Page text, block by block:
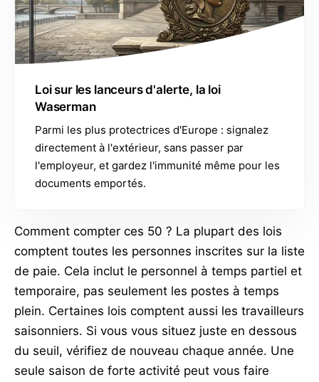
Loi sur les lanceurs d'alerte, la loi
Waserman
Parmi les plus protectrices d'Europe : signalez
directement à l'extérieur, sans passer par
l'employeur, et gardez l'immunité même pour les
documents emportés.
Comment compter ces 50 ? La plupart des lois
comptent toutes les personnes inscrites sur la liste
de paie. Cela inclut le personnel à temps partiel et
temporaire, pas seulement les postes à temps
plein. Certaines lois comptent aussi les travailleurs
saisonniers. Si vous vous situez juste en dessous
du seuil, vérifiez de nouveau chaque année. Une
seule saison de forte activité peut vous faire